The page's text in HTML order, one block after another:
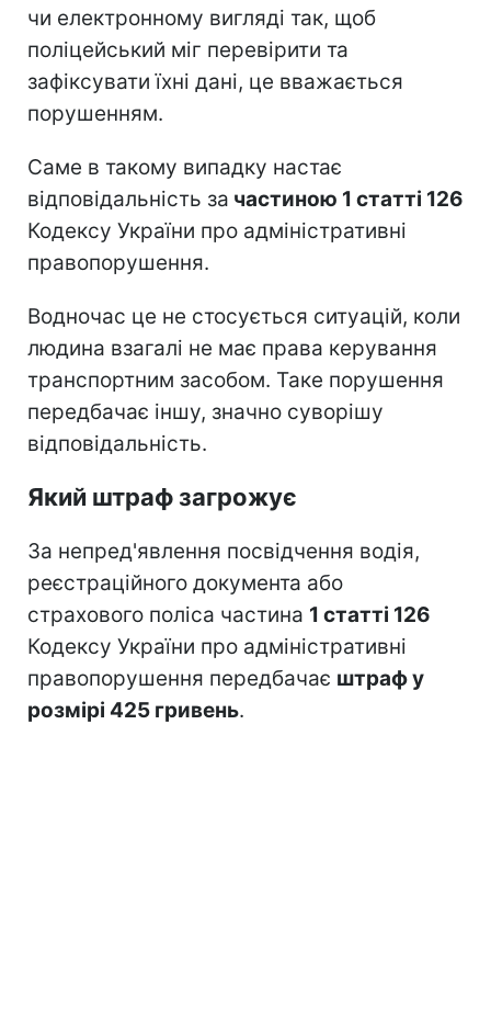
чи електронному вигляді так, щоб
поліцейський міг перевірити та
зафіксувати їхні дані, це вважається
порушенням.
Саме в такому випадку настає
відповідальність за частиною 1 статті 126
Кодексу України про адміністративні
правопорушення.
Водночас це не стосується ситуацій, коли
людина взагалі не має права керування
транспортним засобом. Таке порушення
передбачає іншу, значно суворішу
відповідальність.
Який штраф загрожує
За непред'явлення посвідчення водія,
реєстраційного документа або
страхового поліса частина 1 статті 126
Кодексу України про адміністративні
правопорушення передбачає штраф у
розмірі 425 гривень.